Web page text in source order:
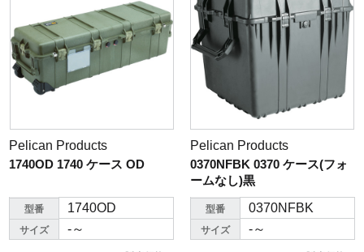
Pelican Products
1740OD 1740 ケース OD
型番 1740OD
サイズ -～
Pelican Products
0370NFBK 0370 ケース(フォ
ームなし)黒
型番 0370NFBK
サイズ -～